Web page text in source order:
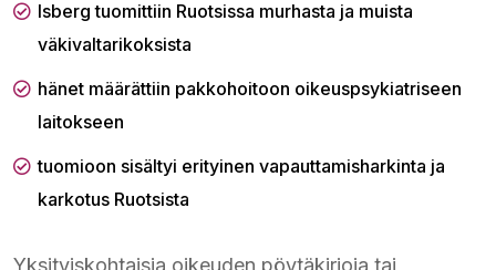
Isberg tuomittiin Ruotsissa murhasta ja muista
väkivaltarikoksista
hänet määrättiin pakkohoitoon oikeuspsykiatriseen
laitokseen
tuomioon sisältyi erityinen vapauttamisharkinta ja
karkotus Ruotsista